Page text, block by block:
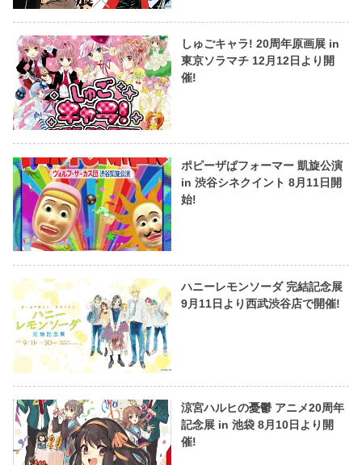
しゅごキャラ! 20周年原画展 in
東京ソラマチ 12月12日より開
催!
ポピーザぱフォーマー 凱旋公演
in 渋谷シネクイント 8月11日開
始!
ハニーレモンソーダ 完結記念展
9月11日より西武渋谷店で開催!
涼宮ハルヒの憂鬱 アニメ20周年
記念展 in 池袋 8月10日より開
催!